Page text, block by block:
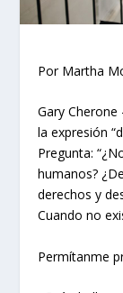
Por Martha
Gary
la expresión
Pregunta:
humanos?
derechos y
Cuando no
Permítanme